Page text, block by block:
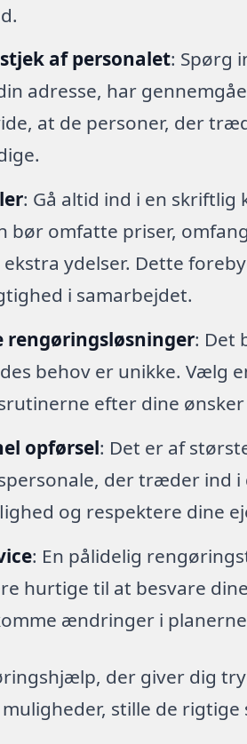
af personalet: Spørg
adresse, har
at de personer, der
: Gå altid ind i en
bør omfatte priser,
ydelser. Dette
i samarbejdet.
rengøringsløsninger: Det
behov er unikke. Vælg
efter dine ønsker
opførsel: Det er af
der træder ind
og respektere dine
: En pålidelig
hurtige til at besvare
ændringer i
der giver dig
stille de